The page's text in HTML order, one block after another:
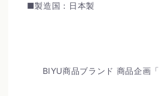
■製造国：日本製
BIYU商品ブランド 商品企画「